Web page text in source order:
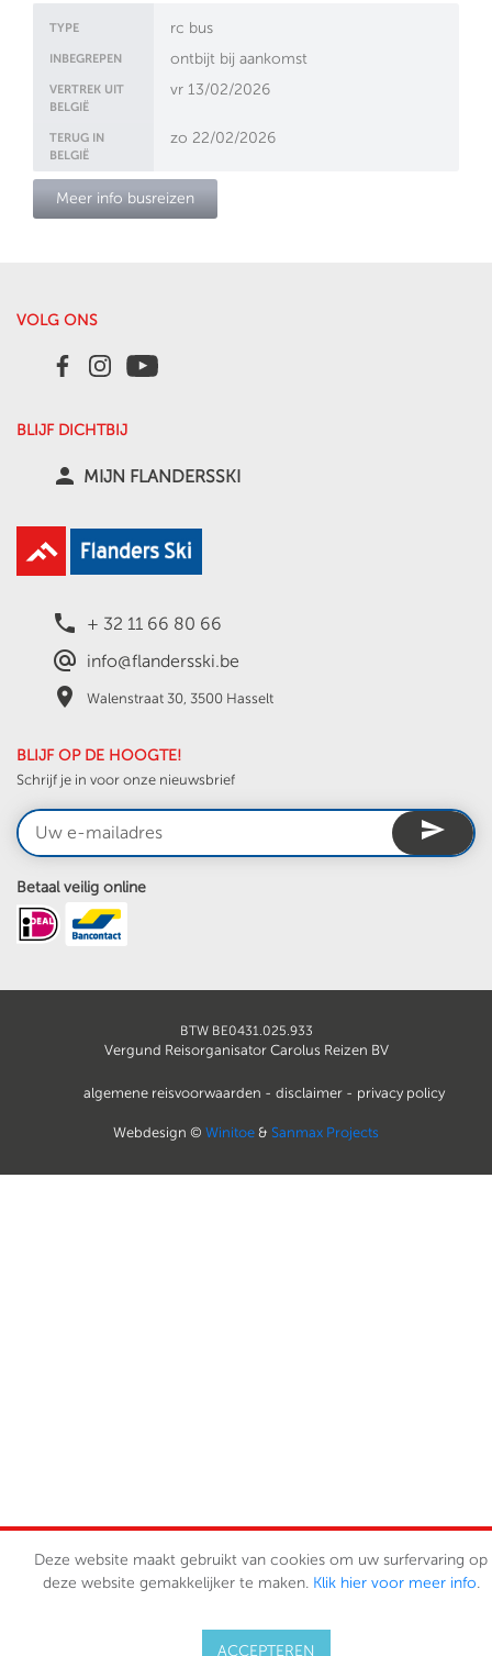
TYPE rc bus
INBEGREPEN ontbijt bij aankomst
VERTREK UIT
BELGIË
vr 13/02/2026
TERUG IN
BELGIË
zo 22/02/2026
Meer info busreizen
VOLG ONS
BLIJF DICHTBIJ
person MIJN FLANDERSSKI
local_phone + 32 11 66 80 66
alternate_email info@flandersski.be
place Walenstraat 30, 3500 Hasselt
BLIJF OP DE HOOGTE!
Schrijf je in voor onze nieuwsbrief
send
Betaal veilig online
BTW BE0431.025.933
Vergund Reisorganisator Carolus Reizen BV
algemene reisvoorwaarden - disclaimer - privacy policy
Webdesign © Winitoe & Sanmax Projects
Deze website maakt gebruikt van cookies om uw surfervaring op
deze website gemakkelijker te maken. Klik hier voor meer info.
ACCEPTEREN